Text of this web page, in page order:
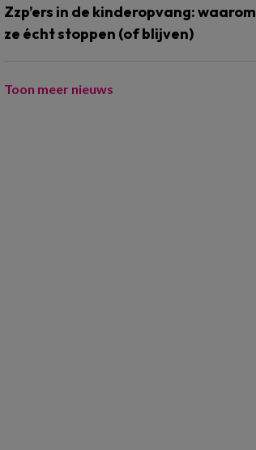
Zzp’ers in de kinderopvang: waarom
ze écht stoppen (of blijven)
Toon meer nieuws